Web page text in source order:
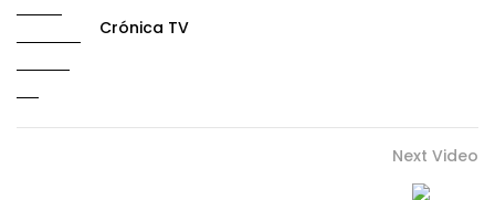
Crónica TV
Next Video